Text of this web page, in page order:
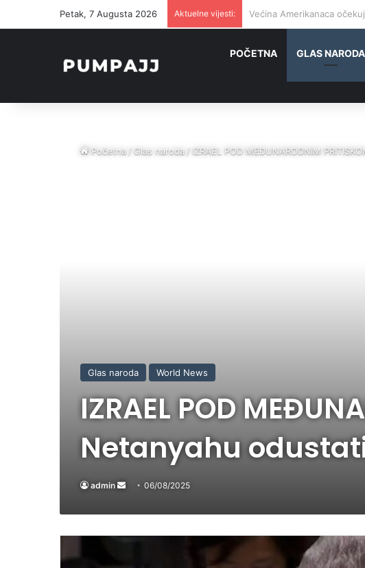
Petak, 7 Augusta 2026 Aktuelne vijesti: Iran je zaprijetio
POČETNA GLAS NARODA
Početna/Glas naroda/IZRAEL POD MEĐUNARODNIM
Glas naroda World News
IZRAEL POD
Netanyahu
admin
Send06/08/2025